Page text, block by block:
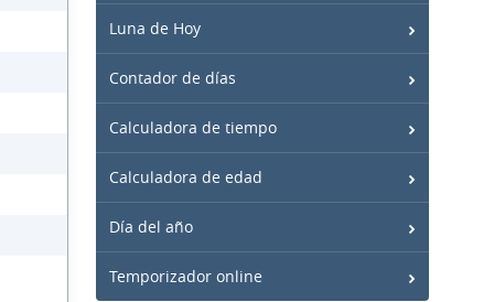
Luna de Hoy
Contador de días
Calculadora de tiempo
Calculadora de edad
Día del año
Temporizador online